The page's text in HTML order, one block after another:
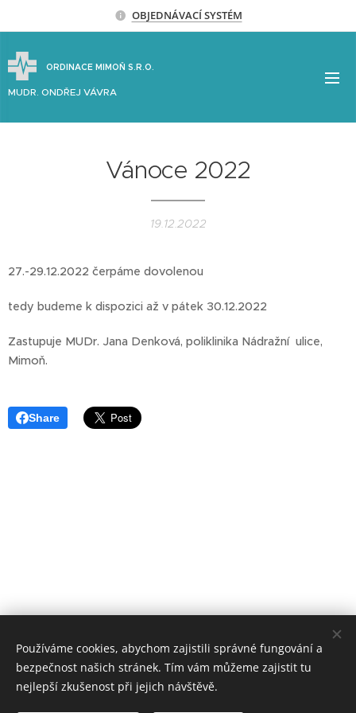
OBJEDNÁVACÍ SYSTÉM
ORDINACE MIMOŇ S.R.O.
MUDR. ONDŘEJ VÁVRA
Vánoce 2022
19.12.2022
27.-29.12.2022 čerpáme dovolenou
tedy budeme k dispozici až v pátek 30.12.2022
Zastupuje MUDr. Jana Denková, poliklinika Nádražní ulice,
Mimoň.
Share
Používáme cookies, abychom zajistili správné fungování a
bezpečnost našich stránek. Tím vám můžeme zajistit tu
nejlepší zkušenost při jejich návštěvě.